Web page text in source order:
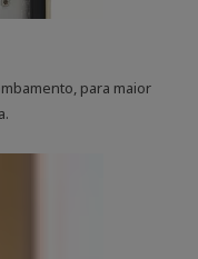
para maior